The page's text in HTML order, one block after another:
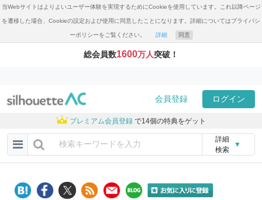
当Webサイトはよりよいユーザー体験を実現するためにCookieを使用しています。これ以降ページ
を遷移した場合、Cookieの設定および使用に同意したことになります。詳細についてはプライバシ
ーポリシーをご覧ください。 詳細 同意
総会員数1600万人突破！
会員登録 ログイン
プレミアム会員登録 で14個の特典をゲット
詳細
検索
▼